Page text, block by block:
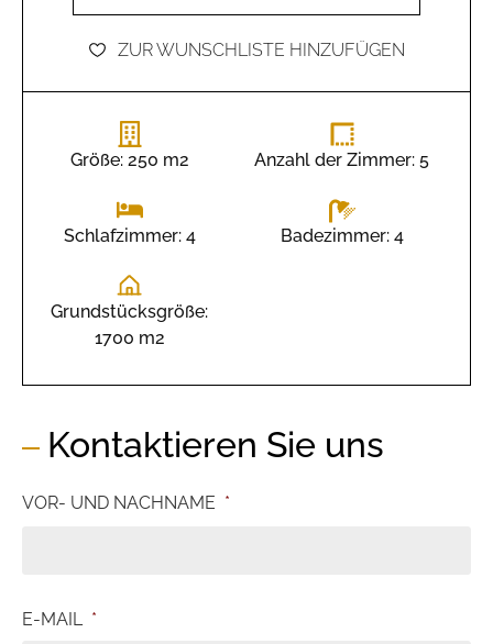
ZUR WUNSCHLISTE HINZUFÜGEN
Größe: 250 m2 Anzahl der Zimmer: 5
Schlafzimmer: 4 Badezimmer: 4
Grundstücksgröße:
1700 m2
Kontaktieren Sie uns
VOR- UND NACHNAME *
E-MAIL *